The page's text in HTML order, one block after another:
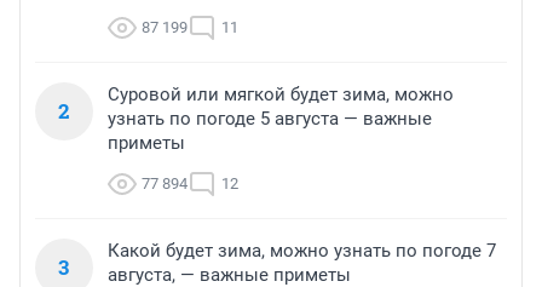
87 199 11
2
Суровой или мягкой будет зима, можно
узнать по погоде 5 августа — важные
приметы
77 894 12
3
Какой будет зима, можно узнать по погоде 7
августа, — важные приметы